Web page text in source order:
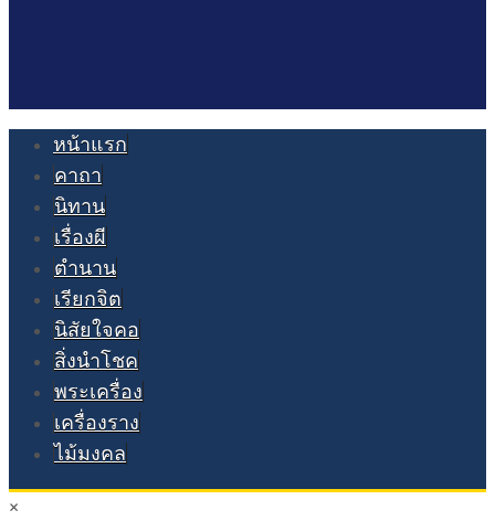
หน้าแรก
คาถา
นิทาน
เรื่องผี
ตำนาน
เรียกจิต
นิสัยใจคอ
สิ่งนำโชค
พระเครื่อง
เครื่องราง
ไม้มงคล
×